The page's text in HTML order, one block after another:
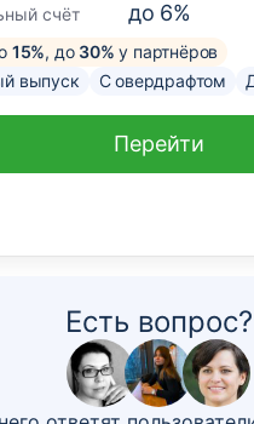
счёт до 6%
15%, до 30% у партнёров
выпуск
С овердрафтом
Перейти
Есть вопрос?